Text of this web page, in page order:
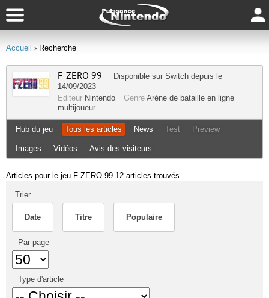
Accueil › Recherche
F-ZERO 99 Disponible sur Switch depuis le
14/09/2023
Editeur Nintendo Genre Arène de bataille en ligne
multijoueur
Hub du jeu Tous les articles News Test Preview
Images Vidéos Avis des visiteurs
Articles pour le jeu F-ZERO 99 12 articles trouvés
Trier
Date Titre Populaire
Par page
Type d'article